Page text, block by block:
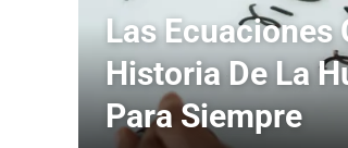
Las Ecuaciones
Historia De La
Para Siempre